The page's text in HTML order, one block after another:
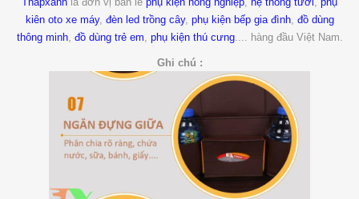
kiên oto xe máy, đèn led trồng cây, phụ kiện bếp gia đình, đồ dùng
thông minh, đồ dùng trẻ em phụ kiện thú cưng.... hàng đầu Việt Nam.
Ghi chú :